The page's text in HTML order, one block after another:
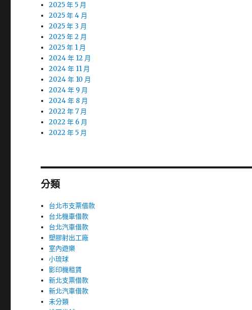
2025 年 5 月
2025 年 4 月
2025 年 3 月
2025 年 2 月
2025 年 1 月
2024 年 12 月
2024 年 11 月
2024 年 10 月
2024 年 9 月
2024 年 8 月
2022 年 7 月
2022 年 6 月
2022 年 5 月
分類
台北市支票借款
台北機車借款
台北汽車借款
塑膠射出工廠
室內遊樂
小琉球
影印機租賃
新北支票借款
新北汽車借款
未分類